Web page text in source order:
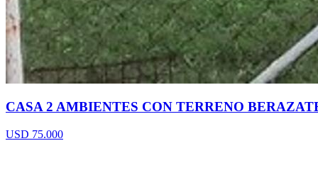
CASA 2 AMBIENTES CON TERRENO
USD 75.000